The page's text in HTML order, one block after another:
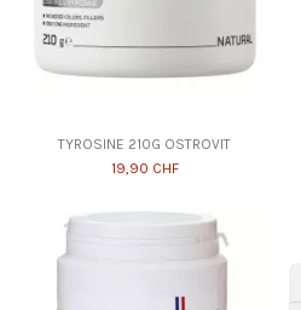
TYROSINE 210G OSTROVIT
19,90 CHF